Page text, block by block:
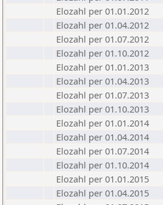
Elozahl per 01.01.2012
Elozahl per 01.04.2012
Elozahl per 01.07.2012
Elozahl per 01.10.2012
Elozahl per 01.01.2013
Elozahl per 01.04.2013
Elozahl per 01.07.2013
Elozahl per 01.10.2013
Elozahl per 01.01.2014
Elozahl per 01.04.2014
Elozahl per 01.07.2014
Elozahl per 01.10.2014
Elozahl per 01.01.2015
Elozahl per 01.04.2015